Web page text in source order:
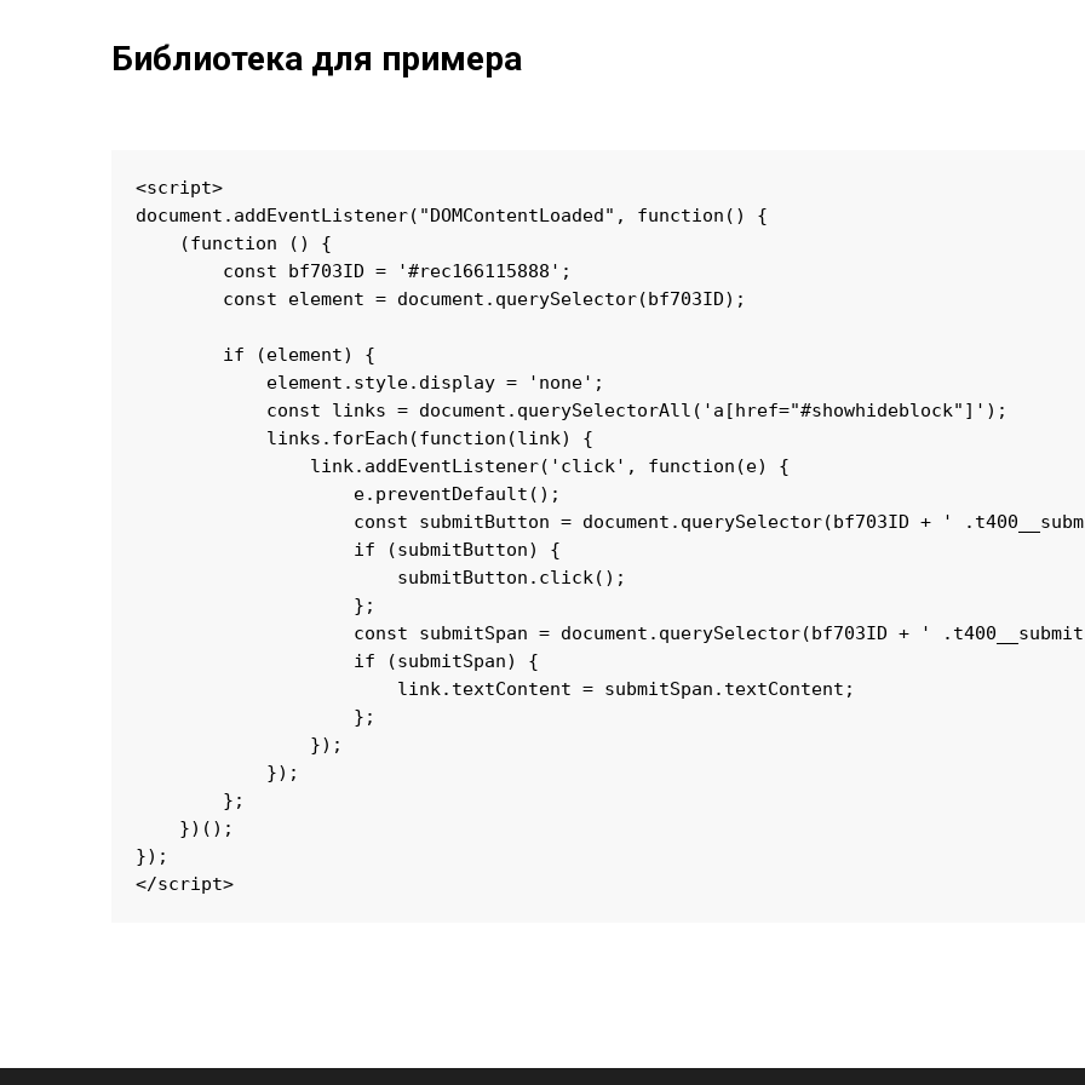
Библиотека для примера
<script>
document.addEventListener("DOMContentLoaded", function() {
    (function () {
        const bf703ID = '#rec166115888';
        const element = document.querySelector(bf703ID);
        if (element) {
            element.style.display = 'none';
            const links = document.querySelectorAll('a[href="#showhideblock"]');
            links.forEach(function(link) {
                link.addEventListener('click', function(e) {
                    e.preventDefault();
const submitButton = document.querySelector(bf703ID + '
                    if (submitButton) {
                        submitButton.click();
                    };
const submitSpan = document.querySelector(bf703ID + '
                    if (submitSpan) {
                        link.textContent = submitSpan.textContent;
                    };
                });
            });
        };
    })();
});
</script>